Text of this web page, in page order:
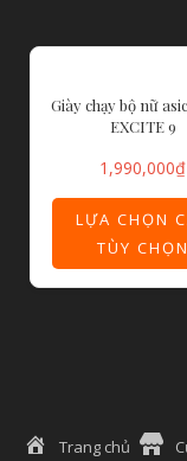
thành lập cho đến
sản phẩm tốt
thương hiệu số
Để đạt được điều
những sản phẩm
những tiến bộ
cơ thể con người